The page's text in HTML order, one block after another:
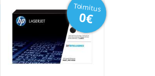
Toimitus
0€